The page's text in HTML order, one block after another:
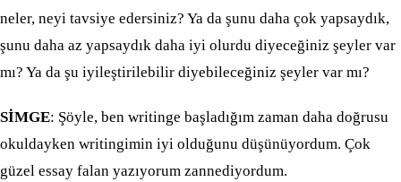
neler, neyi tavsiye edersiniz? Ya da şunu daha çok yapsaydık,
şunu daha az yapsaydık daha iyi olurdu diyeceğiniz şeyler var
mı? Ya da şu iyileştirilebilir diyebileceğiniz şeyler var mı?
SİMGE: Şöyle, ben writinge başladığım zaman daha doğrusu
okuldayken writingimin iyi olduğunu düşünüyordum. Çok
güzel essay falan yazıyorum zannediyordum.